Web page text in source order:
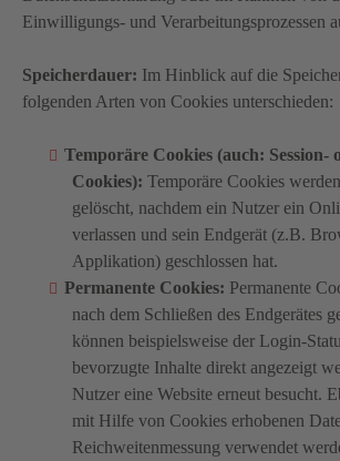
Einwilligungs- und Verarbeitungsprozessen
Speicherdauer: Im Hinblick auf die
folgenden Arten von Cookies unterschieden:
Temporäre Cookies (auch: Session-
Cookies): Temporäre Cookies
gelöscht, nachdem ein Nutzer ein
verlassen und sein Endgerät (z.B.
Applikation) geschlossen hat.
Permanente Cookies: Permanente
nach dem Schließen des Endgerätes
können beispielsweise der Login-
bevorzugte Inhalte direkt angezeigt
Nutzer eine Website erneut besucht.
mit Hilfe von Cookies erhobenen
Reichweitenmessung verwendet